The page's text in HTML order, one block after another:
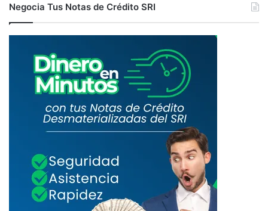
Negocia Tus Notas de Crédito SRI